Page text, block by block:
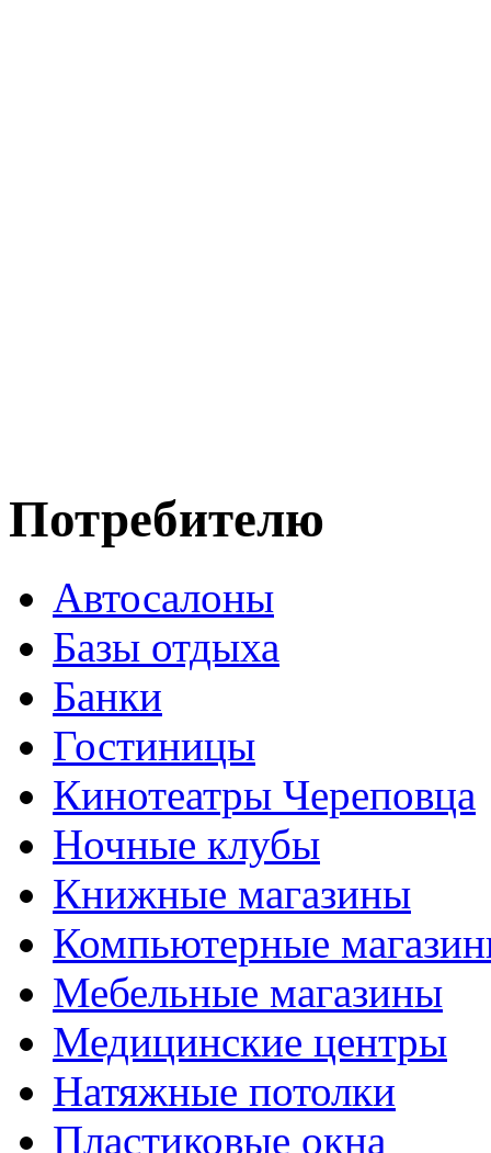
Потребителю
Автосалоны
Базы отдыха
Банки
Гостиницы
Кинотеатры Череповца
Ночные клубы
Книжные магазины
Компьютерные
Мебельные магазины
Медицинские центры
Натяжные потолки
Пластиковые окна